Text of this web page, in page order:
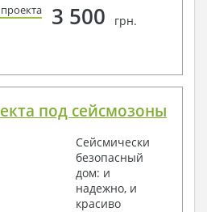
3 500 грн.
под сейсмозоны
Сейсмически
безопасный
дом: и
надежно, и
красиво